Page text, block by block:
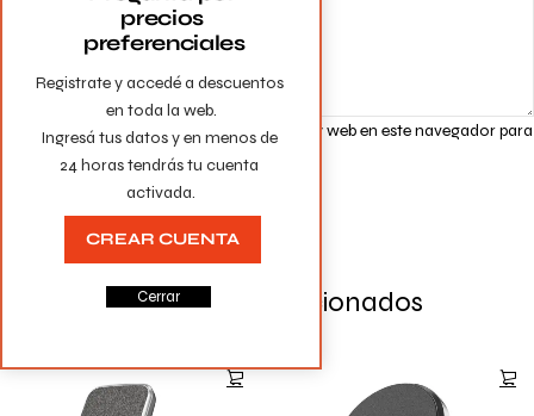
Guarda mi nombre, correo electrónico y web en este navegador para
la próxima vez que comente.
Productos Relacionados
Registrate y accedé a descuentos
en toda la web.
Ingresá tus datos y en menos de
24 horas tendrás tu cuenta
activada.
precios
preferenciales
CREAR CUENTA
Cerrar